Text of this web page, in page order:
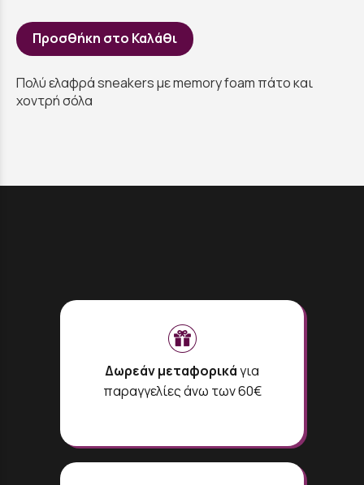
Προσθήκη στο Καλάθι
Πολύ ελαφρά sneakers με memory foam πάτο και
χοντρή σόλα
Δωρεάν μεταφορικάγια
παραγγελίες άνω των 60€